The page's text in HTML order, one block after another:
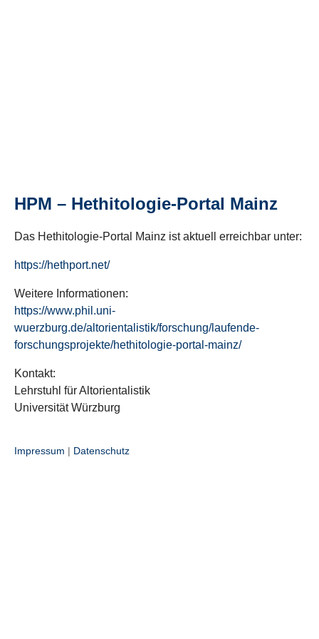
HPM – Hethitologie-Portal Mainz
Das Hethitologie-Portal Mainz ist aktuell erreichbar unter:
https://hethport.net/
Weitere Informationen:
https://www.phil.uni-
wuerzburg.de/altorientalistik/forschung/laufende-
forschungsprojekte/hethitologie-portal-mainz/
Kontakt:
Lehrstuhl für Altorientalistik
Universität Würzburg
Impressum | Datenschutz